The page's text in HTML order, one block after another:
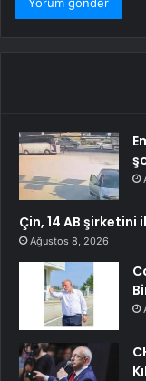
Çin, 14 AB
Ağustos 8, 2026